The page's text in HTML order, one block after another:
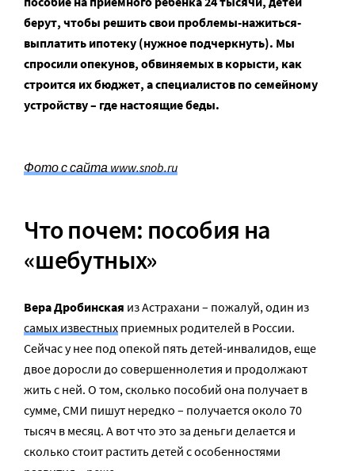
берут, чтобы решить свои проблемы-нажиться-
выплатить ипотеку (нужное подчеркнуть). Мы
спросили опекунов, обвиняемых в корысти, как
строится их бюджет, а специалистов по семейному
устройству – где настоящие беды.
Фото с сайта www.snob.ru
Что почем: пособия на
«шебутных»
Вера Дробинская из Астрахани – пожалуй, один из
самых известных приемных родителей в России.
Сейчас у нее под опекой пять детей-инвалидов, еще
двое доросли до совершеннолетия и продолжают
жить с ней. О том, сколько пособий она получает в
сумме, СМИ пишут нередко – получается около 70
тысяч в месяц. А вот что это за деньги делается и
сколько стоит растить детей с особенностями